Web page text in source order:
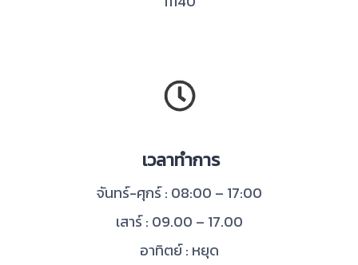
เวลาทำการ
จันทร์-ศุกร์ : 08:00 – 17:00
เสาร์ : 09.00 – 17.00
อาทิตย์ : หยุด